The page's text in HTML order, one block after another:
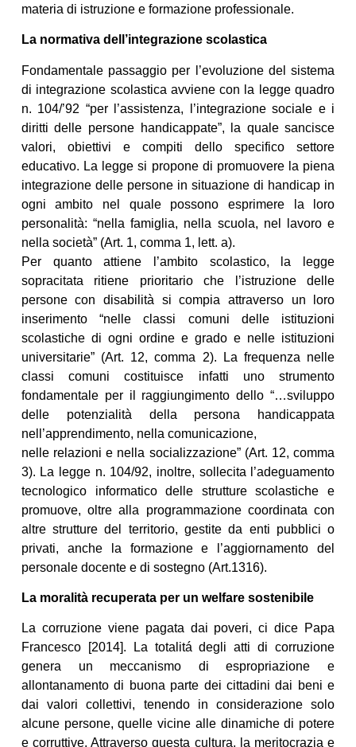
materia di istruzione e formazione professionale.
La normativa dell’integrazione scolastica
Fondamentale passaggio per l’evoluzione del sistema
di integrazione scolastica avviene con la legge quadro
n. 104/’92 “per l’assistenza, l’integrazione sociale e i
diritti delle persone handicappate”, la quale sancisce
valori, obiettivi e compiti dello specifico settore
educativo. La legge si propone di promuovere la piena
integrazione delle persone in situazione di handicap in
ogni ambito nel quale possono esprimere la loro
personalità: “nella famiglia, nella scuola, nel lavoro e
nella società” (Art. 1, comma 1, lett. a).
Per quanto attiene l’ambito scolastico, la legge
sopracitata ritiene prioritario che l’istruzione delle
persone con disabilità si compia attraverso un loro
inserimento “nelle classi comuni delle istituzioni
scolastiche di ogni ordine e grado e nelle istituzioni
universitarie” (Art. 12, comma 2). La frequenza nelle
classi comuni costituisce infatti uno strumento
fondamentale per il raggiungimento dello “…sviluppo
delle potenzialità della persona handicappata
nell’apprendimento, nella comunicazione,
nelle relazioni e nella socializzazione” (Art. 12, comma
3). La legge n. 104/92, inoltre, sollecita l’adeguamento
tecnologico informatico delle strutture scolastiche e
promuove, oltre alla programmazione coordinata con
altre strutture del territorio, gestite da enti pubblici o
privati, anche la formazione e l’aggiornamento del
personale docente e di sostegno (Art.1316).
La moralità recuperata per un welfare sostenibile
La corruzione viene pagata dai poveri, ci dice Papa
Francesco [2014]. La totalitá degli atti di corruzione
genera un meccanismo di espropriazione e
allontanamento di buona parte dei cittadini dai beni e
dai valori collettivi, tenendo in considerazione solo
alcune persone, quelle vicine alle dinamiche di potere
e corruttive. Attraverso questa cultura, la meritocrazia e